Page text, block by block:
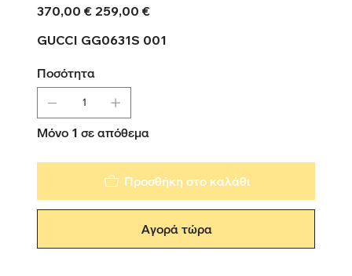
Αρχική
τιμή
370,00 € Τιμή
έκπτωσης
259,00 €
GUCCI GG0631S 001
Ποσότητα
Μόνο 1 σε απόθεμα
Προσθήκη στο καλάθι
Αγορά τώρα